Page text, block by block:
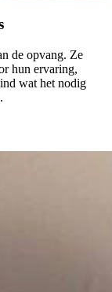
de opvang. Ze
hun ervaring,
wat het nodig